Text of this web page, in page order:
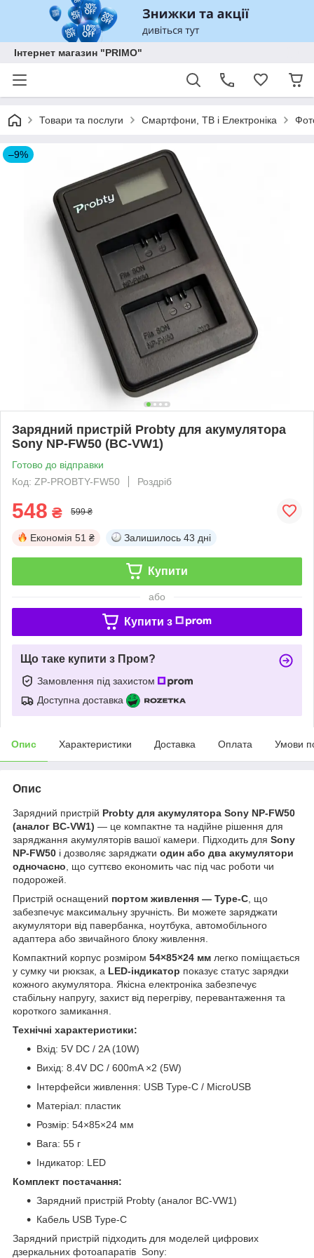
Інтернет магазин "PRIMO"
Товари та послуги Смартфони, ТВ і Електроніка
–9%
Зарядний пристрій Probty для акумулятора
Sony NP-FW50 (BC-VW1)
Готово до відправки
Код: ZP-PROBTY-FW50
Роздріб
548 ₴ 599 ₴
Економія 51 ₴ Залишилось 43 дні
Купити
або
Купити з
Що таке купити з Пром?
Замовлення під захистом
Доступна доставка
Опис Характеристики Доставка Оплата Умови
Опис
Зарядний пристрій Probty для акумулятора Sony NP-FW50
(аналог BC-VW1) — це компактне та надійне рішення для
заряджання акумуляторів вашої камери. Підходить для Sony
NP-FW50 і дозволяє заряджати один або два акумулятори
одночасно , що суттєво економить час під час роботи чи
подорожей.
Пристрій оснащений портом живлення — Type-C , що
забезпечує максимальну зручність. Ви можете заряджати
акумулятори від павербанка, ноутбука, автомобільного
адаптера або звичайного блоку живлення.
Компактний корпус розміром 54×85×24 мм легко поміщається
у сумку чи рюкзак, а LED-індикатор показує статус зарядки
кожного акумулятора. Якісна електроніка забезпечує
стабільну напругу, захист від перегріву, перевантаження та
короткого замикання.
Технічні характеристики:
Вхід: 5V DC / 2A (10W)
Вихід: 8.4V DC / 600mA ×2 (5W)
Інтерфейси живлення: USB Type-C / MicroUSB
Матеріал: пластик
Розмір: 54×85×24 мм
Вага: 55 г
Індикатор: LED
Комплект постачання:
Зарядний пристрій Probty (аналог BC-VW1)
Кабель USB Type-C
Зарядний пристрій підходить для моделей цифрових
дзеркальних фотоапаратів Sony: